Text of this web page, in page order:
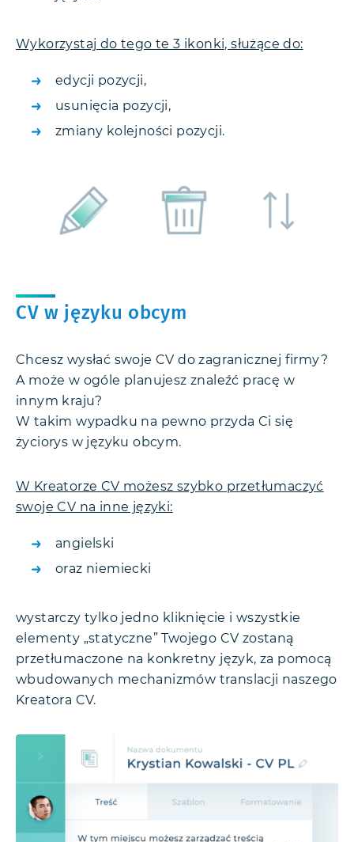
Wykorzystaj do tego te 3 ikonki, służące do:
edycji pozycji,
usunięcia pozycji,
zmiany kolejności pozycji.
CV w języku obcym
Chcesz wysłać swoje CV do zagranicznej firmy?
A może w ogóle planujesz znaleźć pracę w
innym kraju?
W takim wypadku na pewno przyda Ci się
życiorys w języku obcym.
W Kreatorze CV możesz szybko przetłumaczyć
swoje CV na inne języki:
angielski
oraz niemiecki
wystarczy tylko jedno kliknięcie i wszystkie
elementy „statyczne” Twojego CV zostaną
przetłumaczone na konkretny język, za pomocą
wbudowanych mechanizmów translacji naszego
Kreatora CV.